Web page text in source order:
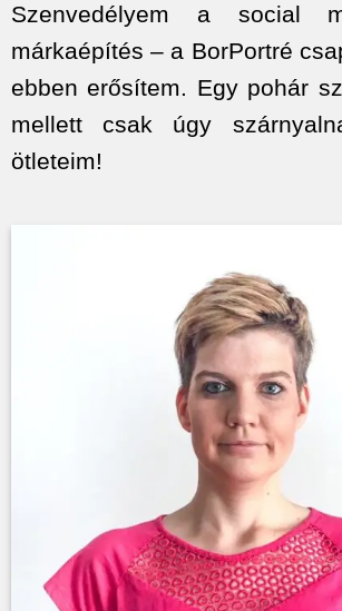
Szenvedélyem a social
márkaépítés – a BorPortré
ebben erősítem. Egy pohár
mellett csak úgy
ötleteim!